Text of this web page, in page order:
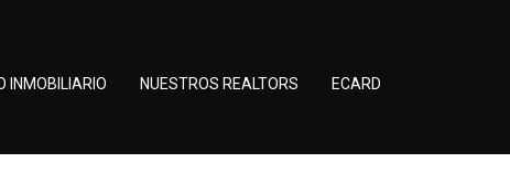
INMOBILIARIO NUESTROS REALTORS ECARD